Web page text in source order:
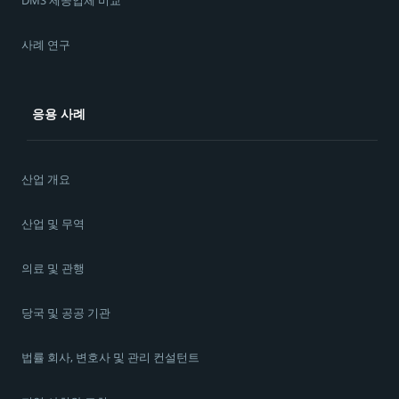
사례 연구
응용 사례
산업 개요
산업 및 무역
의료 및 관행
당국 및 공공 기관
법률 회사, 변호사 및 관리 컨설턴트